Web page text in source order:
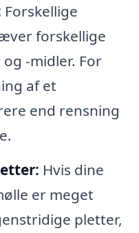
Forskellige
forskellige
-midler. For
af et
end rensning
Hvis dine
er meget
pletter,